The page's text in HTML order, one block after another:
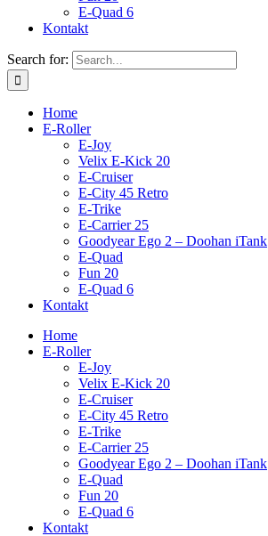
E-Quad 6
Kontakt
Search for:
Home
E-Roller
E-Joy
Velix E-Kick 20
E-Cruiser
E-City 45 Retro
E-Trike
E-Carrier 25
Goodyear Ego 2 – Doohan iTank
E-Quad
Fun 20
E-Quad 6
Kontakt
Home
E-Roller
E-Joy
Velix E-Kick 20
E-Cruiser
E-City 45 Retro
E-Trike
E-Carrier 25
Goodyear Ego 2 – Doohan iTank
E-Quad
Fun 20
E-Quad 6
Kontakt